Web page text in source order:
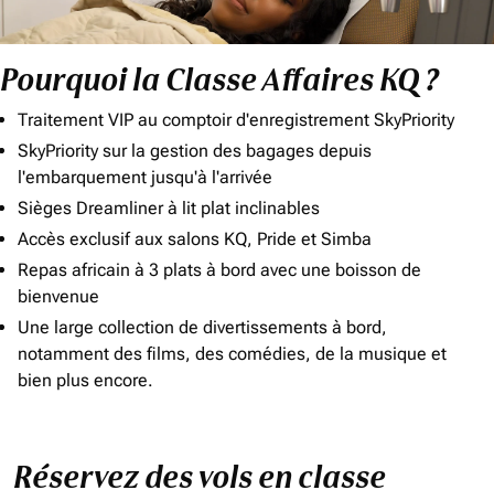
Pourquoi la Classe Affaires KQ ?
Traitement VIP au comptoir d'enregistrement SkyPriority
SkyPriority sur la gestion des bagages depuis
l'embarquement jusqu'à l'arrivée
Sièges Dreamliner à lit plat inclinables
Accès exclusif aux salons KQ, Pride et Simba
Repas africain à 3 plats à bord avec une boisson de
bienvenue
Une large collection de divertissements à bord,
notamment des films, des comédies, de la musique et
bien plus encore.
Réservez des vols en classe